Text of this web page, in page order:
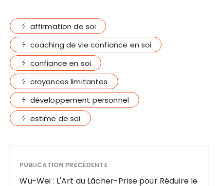
affirmation de soi
coaching de vie confiance en soi
confiance en soi
croyances limitantes
développement personnel
estime de soi
PUBLICATION PRÉCÉDENTE
Wu-Wei : L'Art du Lâcher-Prise pour Réduire le